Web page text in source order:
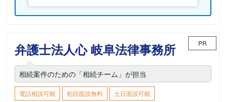
弁護士法人心 岐阜法律事務所 PR
相続案件のための「相続チーム」が担当
電話相談可能 初回面談無料
土日面談可能